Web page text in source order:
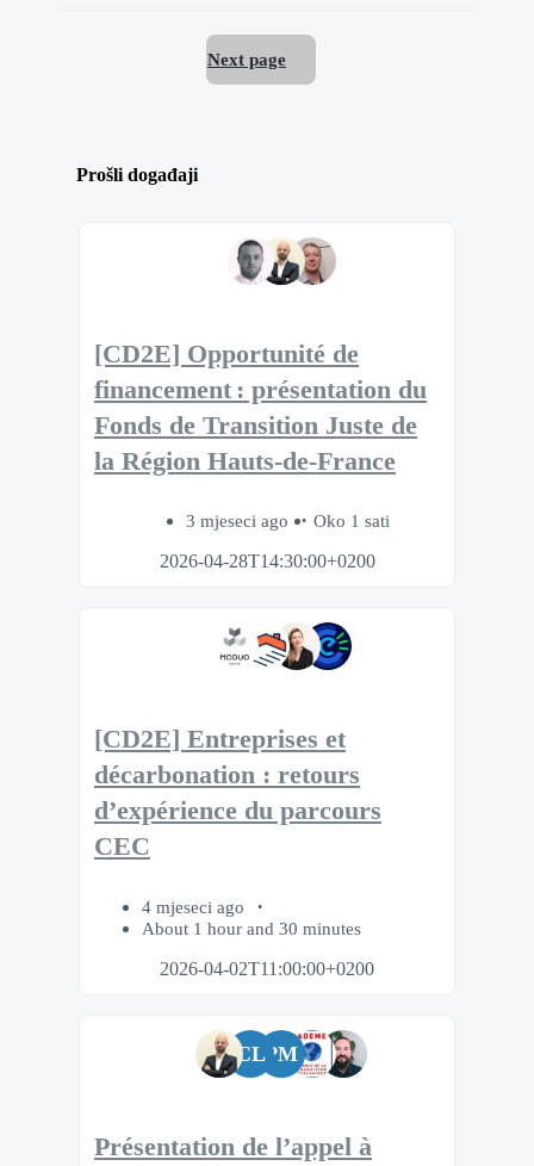
Next page
Prošli događaji
[CD2E] Opportunité de
financement : présentation du
Fonds de Transition Juste de
la Région Hauts-de-France
3 mjeseci ago
Oko 1 sati
2026-04-28T14:30:00+0200
[CD2E] Entreprises et
décarbonation : retours
d’expérience du parcours
CEC
4 mjeseci ago
About 1 hour and 30 minutes
2026-04-02T11:00:00+0200
CLPM
Présentation de l’appel à